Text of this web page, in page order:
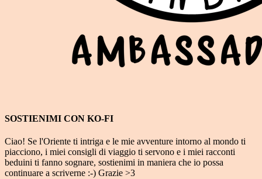
SOSTIENIMI CON KO-FI
Ciao! Se l'Oriente ti intriga e le mie avventure intorno al mondo ti
piacciono, i miei consigli di viaggio ti servono e i miei racconti
beduini ti fanno sognare, sostienimi in maniera che io possa
continuare a scriverne :-) Grazie >3